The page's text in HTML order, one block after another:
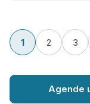
1 2 3
Agende